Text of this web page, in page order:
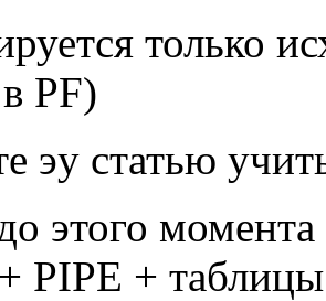
только
PF)
эу статью
этого
PIPE +